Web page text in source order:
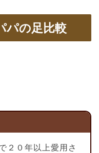
パの足比較
２０年以上愛用さ